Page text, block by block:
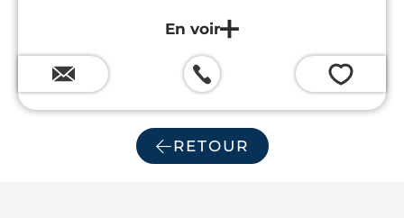
💗
RETOUR